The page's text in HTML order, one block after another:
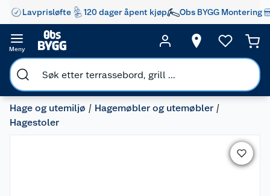
Lavprisløfte 120 dager åpent kjøp Obs BYGG Montering
Meny
Hage og utemiljø
Hagemøbler og utemøbler
Hagestoler